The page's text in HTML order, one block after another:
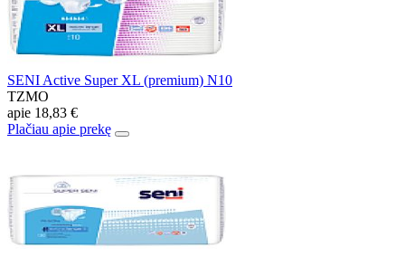
SENI Active Super XL (premium) N10
TZMO
apie 18,83 €
Plačiau apie prekę